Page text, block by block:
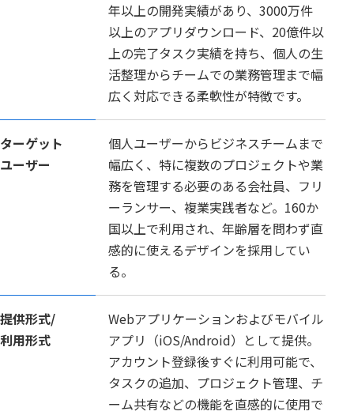
年以上の開発実績があり、3000万件
以上のアプリダウンロード、20億件以
上の完了タスク実績を持ち、個人の生
活整理からチームでの業務管理まで幅
広く対応できる柔軟性が特徴です。
ターゲット
ユーザー
個人ユーザーからビジネスチームまで
幅広く、特に複数のプロジェクトや業
務を管理する必要のある会社員、フリ
ーランサー、複業実践者など。160か
国以上で利用され、年齢層を問わず直
感的に使えるデザインを採用してい
る。
提供形式/
利用形式
Webアプリケーションおよびモバイル
アプリ（iOS/Android）として提供。
アカウント登録後すぐに利用可能で、
タスクの追加、プロジェクト管理、チ
ーム共有などの機能を直感的に使用で